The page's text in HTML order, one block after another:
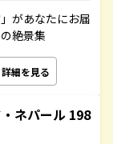
があなたにお届
絶景集
詳細を見る
ネパール 198